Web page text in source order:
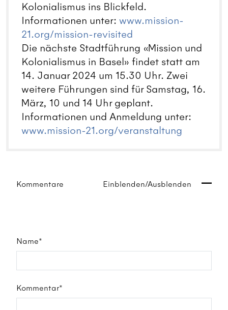
Kolonialismus ins Blickfeld.
Informationen unter: www.mission-
21.org/mission-revisited
Die nächste Stadtführung «Mission und
Kolonialismus in Basel» findet statt am
14. Januar 2024 um 15.30 Uhr. Zwei
weitere Führungen sind für Samstag, 16.
März, 10 und 14 Uhr geplant.
Informationen und Anmeldung unter:
www.mission-21.org/veranstaltung
Kommentare Einblenden/Ausblenden
Name*
Kommentar*